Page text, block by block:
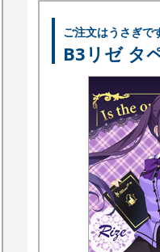
ご注文はうさぎで
B3リゼ タ